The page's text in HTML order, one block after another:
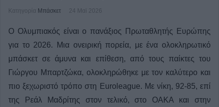
Κατηγορία Μπάσκετ 24 Μαϊ 2026
Ο Ολυμπιακός είναι ο πανάξιος Πρωταθλητής Ευρώπης
για το 2026. Μια ονειρική πορεία, με ένα ολοκληρωτικό
μπάσκετ σε άμυνα και επίθεση, από τους παίκτες του
Γιώργου Μπαρτζώκα, ολοκληρώθηκε με τον καλύτερο και
πιο ξεχωριστό τρόπο στη Euroleague. Με νίκη, 92-85, επί
της Ρεάλ Μαδρίτης στον τελικό, στο ΟΑΚΑ και στην